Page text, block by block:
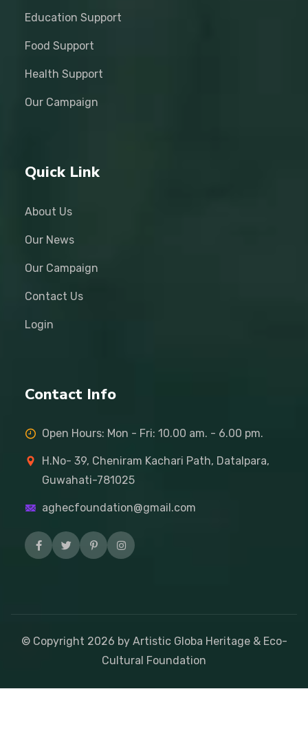
Education Support
Food Support
Health Support
Our Campaign
Quick Link
About Us
Our News
Our Campaign
Contact Us
Login
Contact Info
Open Hours: Mon - Fri: 10.00 am. - 6.00 pm.
H.No- 39, Cheniram Kachari Path, Datalpara,
Guwahati-781025
aghecfoundation@gmail.com
© Copyright 2026 by Artistic Globa Heritage & Eco-
Cultural Foundation